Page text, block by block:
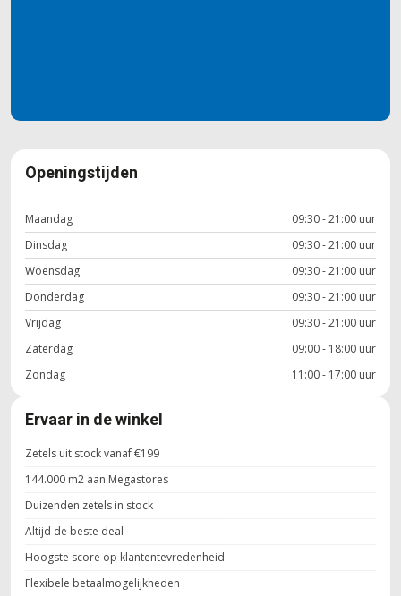
Openingstijden
Maandag
09:30 - 21:00 uur
Dinsdag
09:30 - 21:00 uur
Woensdag
09:30 - 21:00 uur
Donderdag
09:30 - 21:00 uur
Vrijdag
09:30 - 21:00 uur
Zaterdag
09:00 - 18:00 uur
Zondag
11:00 - 17:00 uur
Ervaar in de winkel
Zetels uit stock vanaf €199
144.000 m2 aan Megastores
Duizenden zetels in stock
Altijd de beste deal
Hoogste score op klantentevredenheid
Flexibele betaalmogelijkheden